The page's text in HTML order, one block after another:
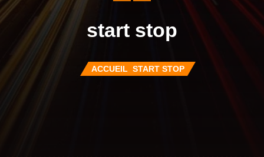
start stop
ACCUEIL START STOP